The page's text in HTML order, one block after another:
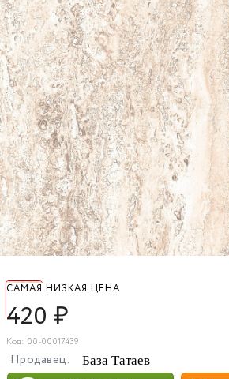
САМАЯ НИЗКАЯ ЦЕНА
420 ₽
Код: 00-00017439
Продавец: База Татаев